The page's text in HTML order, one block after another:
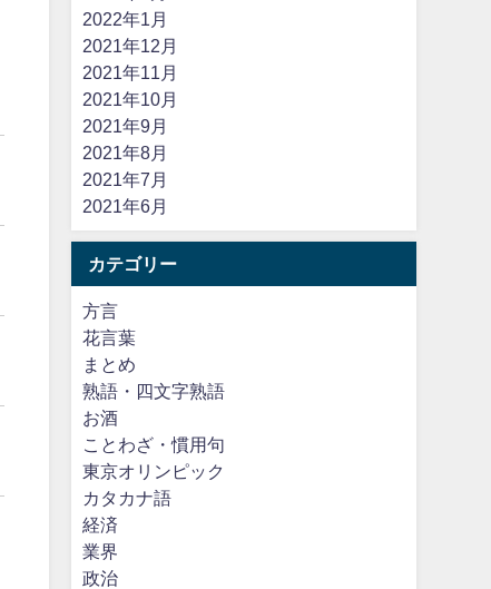
2022年1月
2021年12月
2021年11月
2021年10月
2021年9月
2021年8月
2021年7月
2021年6月
カテゴリー
方言
花言葉
まとめ
熟語・四文字熟語
お酒
ことわざ・慣用句
東京オリンピック
カタカナ語
経済
業界
政治